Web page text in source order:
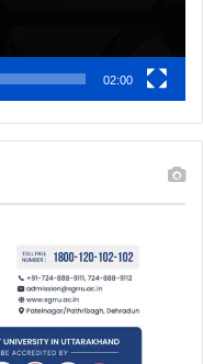
02:00